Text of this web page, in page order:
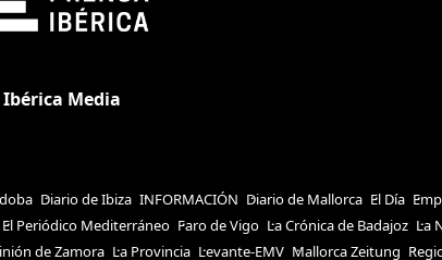
Media
Diario de Ibiza INFORMACIÓN Diario de Mallorca El Día
El Periódico Mediterráneo Faro de Vigo La Crónica de Badajoz La
de Zamora La Provincia Levante-EMV Mallorca Zeitung